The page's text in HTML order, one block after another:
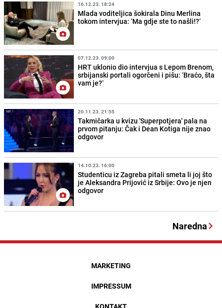
16.12.23. 18:24
Mlada voditeljica šokirala Dinu Merlina
tokom intervjua: ‘Ma gdje ste to našli!?‘
07.12.23. 09:00
HRT uklonio dio intervjua s Lepom Brenom,
srbijanski portali ogorčeni i pišu: ‘Braćo, šta
vam je?‘
20.11.23. 21:55
Takmičarka u kvizu 'Superpotjera' pala na
prvom pitanju: Čak i Dean Kotiga nije znao
odgovor
14.10.23. 16:00
Studenticu iz Zagreba pitali smeta li joj što
je Aleksandra Prijović iz Srbije: Ovo je njen
odgovor
Naredna
MARKETING
IMPRESSUM